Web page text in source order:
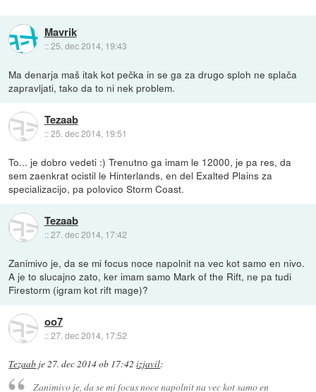
Mavrik
::25. dec 2014, 19:43
Ma denarja maš itak kot pečka in se ga za drugo sploh ne splača
zapravljati, tako da to ni nek problem.
Tezaab
::25. dec 2014, 19:51
To... je dobro vedeti :) Trenutno ga imam le 12000, je pa res, da
sem zaenkrat ocistil le Hinterlands, en del Exalted Plains za
specializacijo, pa polovico Storm Coast.
Tezaab
::27. dec 2014, 17:42
Zanimivo je, da se mi focus noce napolnit na vec kot samo en nivo.
A je to slucajno zato, ker imam samo Mark of the Rift, ne pa tudi
Firestorm (igram kot rift mage)?
oo7
::27. dec 2014, 17:52
Tezaab je27. dec 2014 ob 17:42 izjavil:
Zanimivo je, da se mi focus noce napolnit na vec kot samo en